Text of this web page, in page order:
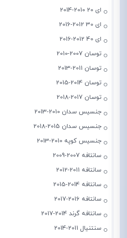
ای 20 2010-2014
ای 30 2012-2016
ای 40 2012-2016
توسان 2007-2010
توسان 2011-2013
توسان 2014-2015
توسان 2017-2018
جنسیس سدان 2010-2013
جنسیس سدان 2015-2018
جنسیس کوپه 2010-2013
سانتافه 2007-2009
سانتافه 2011-2012
سانتافه 2014-2015
سانتافه 2016-2017
سانتافه گرند 2014-2017
سنتنیال 2011-2014